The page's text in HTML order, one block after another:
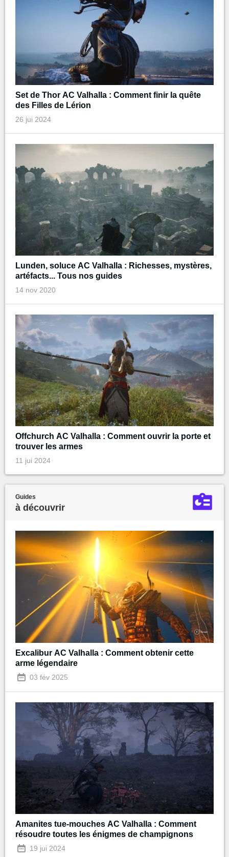
Set de Thor AC Valhalla : Comment finir la quête
des Filles de Lérion
26 jui 2024
Lunden, soluce AC Valhalla : Richesses, mystères,
artéfacts... Tous nos guides
14 nov 2020
Offchurch AC Valhalla : Comment ouvrir la porte et
trouver les armes
11 jui 2024
Guides
à découvrir
Excalibur AC Valhalla : Comment obtenir cette
arme légendaire
03 fév 2025
Amanites tue-mouches AC Valhalla : Comment
résoudre toutes les énigmes de champignons
19 jui 2024